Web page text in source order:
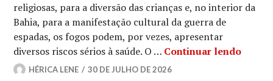
religiosas, para a diversão das crianças e, no interior da
Bahia, para a manifestação cultural da guerra de
espadas, os fogos podem, por vezes, apresentar
diversos riscos sérios à saúde. O … Continuar lendoA
HÉRICA LENE 30 DE JULHO DE 2026